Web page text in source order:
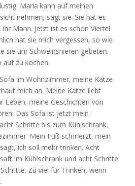
Maria kann auf meinen
nehmen, sagt sie. Sie hat es
Mann. Jetzt ist es schon Viertel
hat sie mich vergessen, so wie
sie um Schweinsnieren gebeten.
auf zu kochen.
im Wohnzimmer, meine Katze
mich an. Meine Katze liebt
Leben, meine Geschichten von
Das Sofa ist jetzt mein
Schritte bis zum Kühlschrank,
Mein Fuß schmerzt, mein
ich soll mehr trinken. Acht
im Kühlschrank und acht Schritte
Zu viel für Trinken, wenn